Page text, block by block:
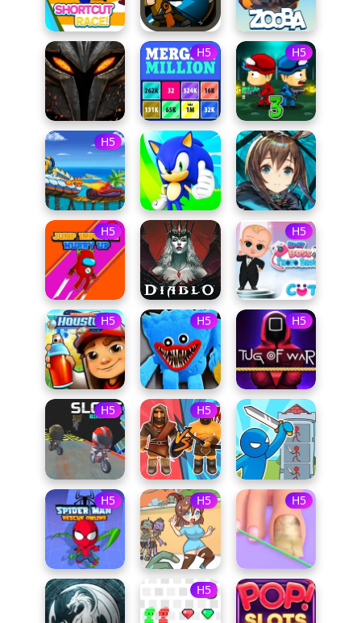
H5 H5
H5
H5 H5
H5 H5 H5
H5 H5
H5 H5 H5
H5